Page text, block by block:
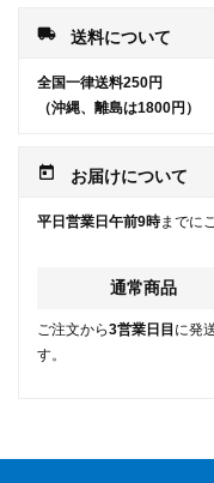
local_shipping 送料について
全国一律送料250円
（沖縄、離島は1800円）
today お届けについて
平日営業日午前9時までに
通常商品
ご注文から3営業日目 に発
す。